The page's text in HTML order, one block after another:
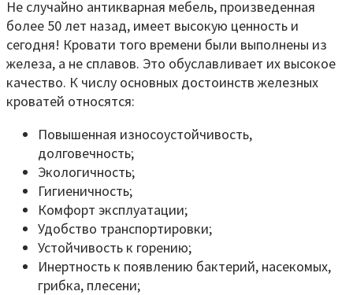
Не случайно антикварная мебель, произведенная
более 50 лет назад, имеет высокую ценность и
сегодня! Кровати того времени были выполнены из
железа, а не сплавов. Это обуславливает их высокое
качество. К числу основных достоинств железных
кроватей относятся:
Повышенная износоустойчивость,
долговечность;
Экологичность;
Гигиеничность;
Комфорт эксплуатации;
Удобство транспортировки;
Устойчивость к горению;
Инертность к появлению бактерий, насекомых,
грибка, плесени;